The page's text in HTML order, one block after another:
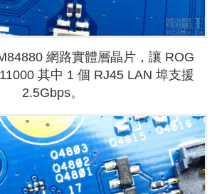
網路實體層晶片，讓 ROG
其中 1 個 RJ45 LAN 埠支援
2.5Gbps。